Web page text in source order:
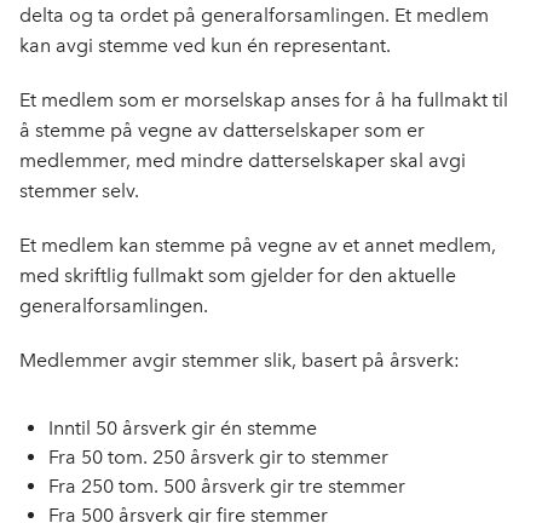
delta og ta ordet på generalforsamlingen. Et medlem
kan avgi stemme ved kun én representant.
Et medlem som er morselskap anses for å ha fullmakt til
å stemme på vegne av datterselskaper som er
medlemmer, med mindre datterselskaper skal avgi
stemmer selv.
Et medlem kan stemme på vegne av et annet medlem,
med skriftlig fullmakt som gjelder for den aktuelle
generalforsamlingen.
Medlemmer avgir stemmer slik, basert på årsverk:
Inntil 50 årsverk gir én stemme
Fra 50 tom. 250 årsverk gir to stemmer
Fra 250 tom. 500 årsverk gir tre stemmer
Fra 500 årsverk gir fire stemmer